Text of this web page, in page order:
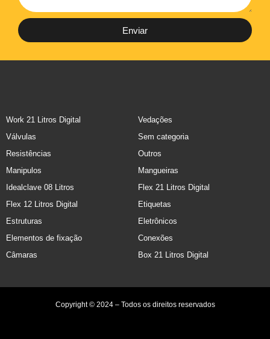
Enviar
Work 21 Litros Digital
Vedações
Válvulas
Sem categoria
Resistências
Outros
Manipulos
Mangueiras
Idealclave 08 Litros
Flex 21 Litros Digital
Flex 12 Litros Digital
Etiquetas
Estruturas
Eletrônicos
Elementos de fixação
Conexões
Câmaras
Box 21 Litros Digital
Copyright © 2024 – Todos os direitos reservados